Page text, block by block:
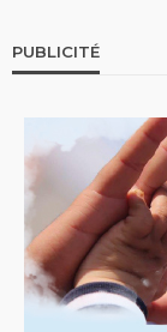
PUBLICITÉ